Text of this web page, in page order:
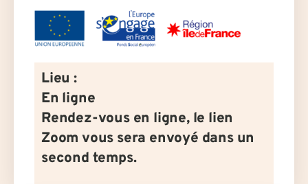
Lieu :
En ligne
Rendez-vous en ligne, le lien
Zoom vous sera envoyé dans un
second temps.